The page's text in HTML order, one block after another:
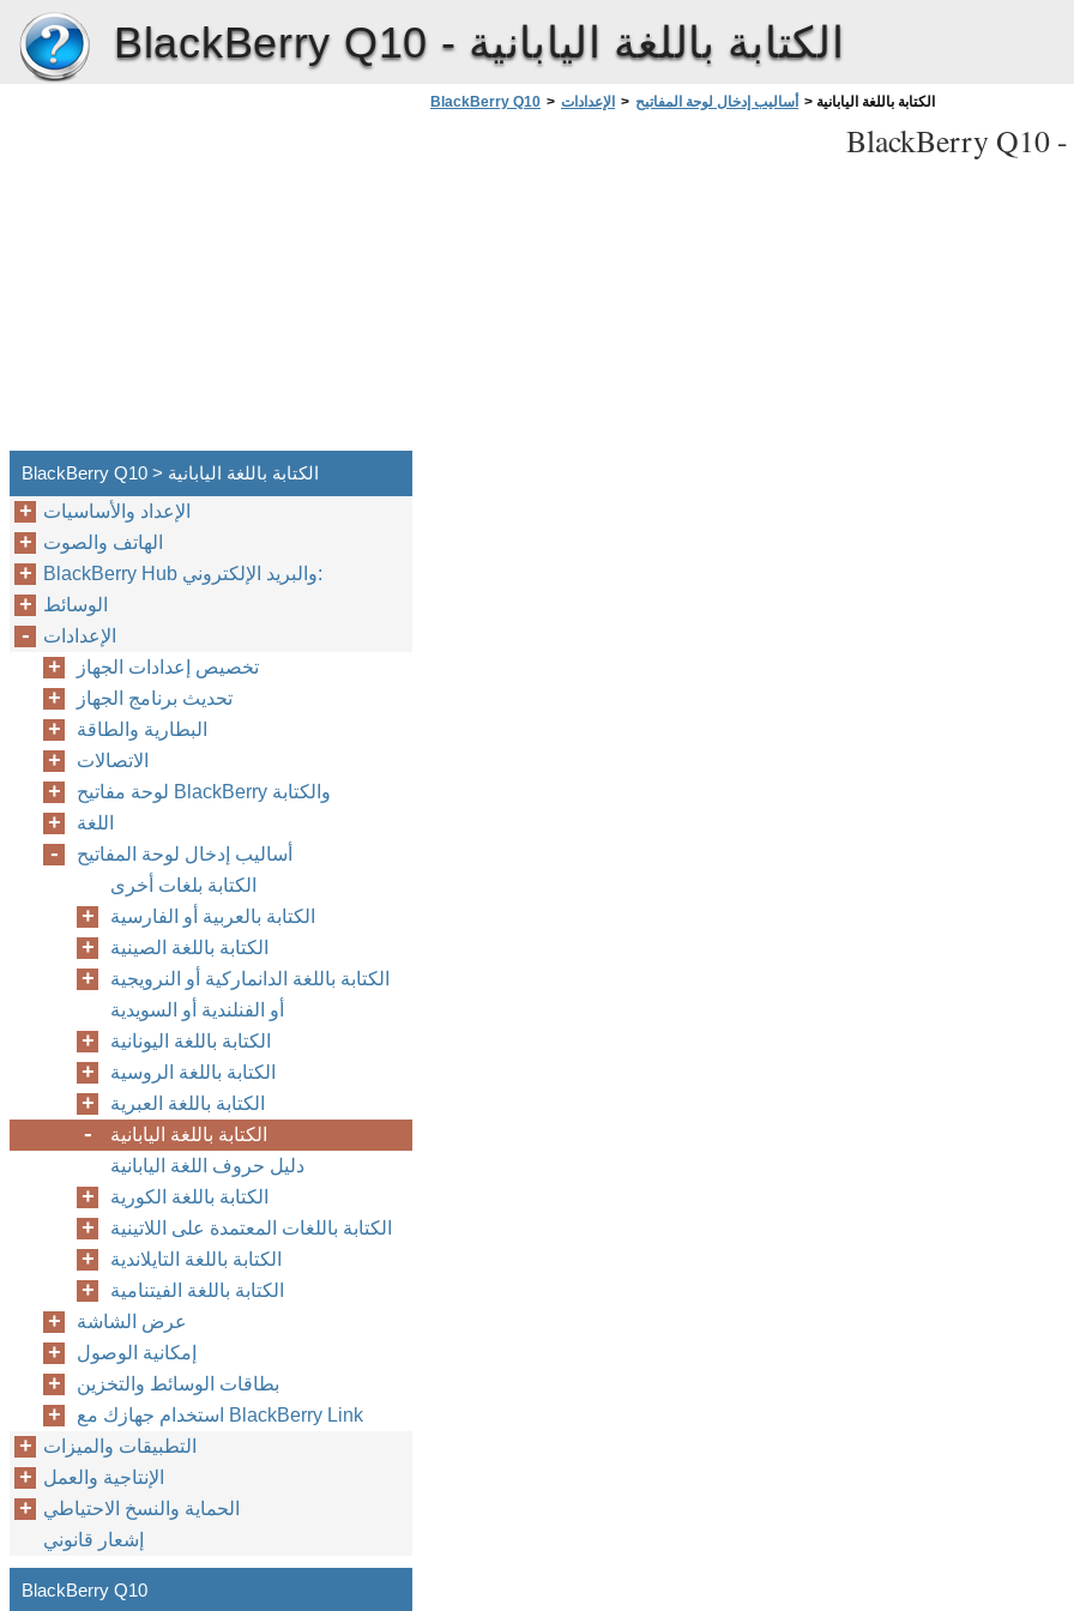
BlackBerry Q10 - الكتابة باللغة اليابانية
BlackBerry Q10 > الإعدادات > أساليب إدخال لوحة المفاتيح > الكتابة باللغة اليابانية
BlackBerry Q10 -
BlackBerry Q10 > الكتابة باللغة اليابانية
الإعداد والأساسيات
الهاتف والصوت
BlackBerry Hub والبريد الإلكتروني:
الوسائط
الإعدادات
تخصيص إعدادات الجهاز
تحديث برنامج الجهاز
البطارية والطاقة
الاتصالات
لوحة مفاتيح BlackBerry والكتابة
اللغة
أساليب إدخال لوحة المفاتيح
الكتابة بلغات أخرى
الكتابة بالعربية أو الفارسية
الكتابة باللغة الصينية
الكتابة باللغة الدانماركية أو النرويجية
أو الفنلندية أو السويدية
الكتابة باللغة اليونانية
الكتابة باللغة الروسية
الكتابة باللغة العبرية
الكتابة باللغة اليابانية
دليل حروف اللغة اليابانية
الكتابة باللغة الكورية
الكتابة باللغات المعتمدة على اللاتينية
الكتابة باللغة التايلاندية
الكتابة باللغة الفيتنامية
عرض الشاشة
إمكانية الوصول
بطاقات الوسائط والتخزين
استخدام جهازك مع BlackBerry Link
التطبيقات والميزات
الإنتاجية والعمل
الحماية والنسخ الاحتياطي
إشعار قانوني
BlackBerry Q10